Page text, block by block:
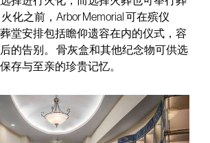
化之前，Arbor Memorial 可在殡仪
堂安排包括瞻仰遗容在内的仪式，容
的告别。 骨灰盒和其他纪念物可供选
存与至亲的珍贵记忆。